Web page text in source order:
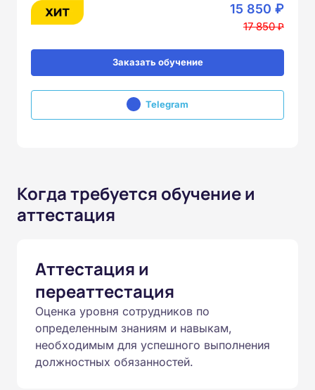
15 850 ₽
17 850 ₽
Заказать обучение
Telegram
Когда требуется обучение и
аттестация
Аттестация и
переаттестация
Оценка уровня сотрудников по
определенным знаниям и навыкам,
необходимым для успешного выполнения
должностных обязанностей.